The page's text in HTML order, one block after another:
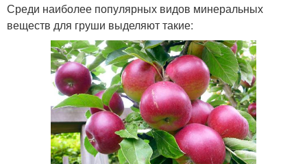
Среди наиболее популярных видов минеральных
веществ для груши выделяют такие: